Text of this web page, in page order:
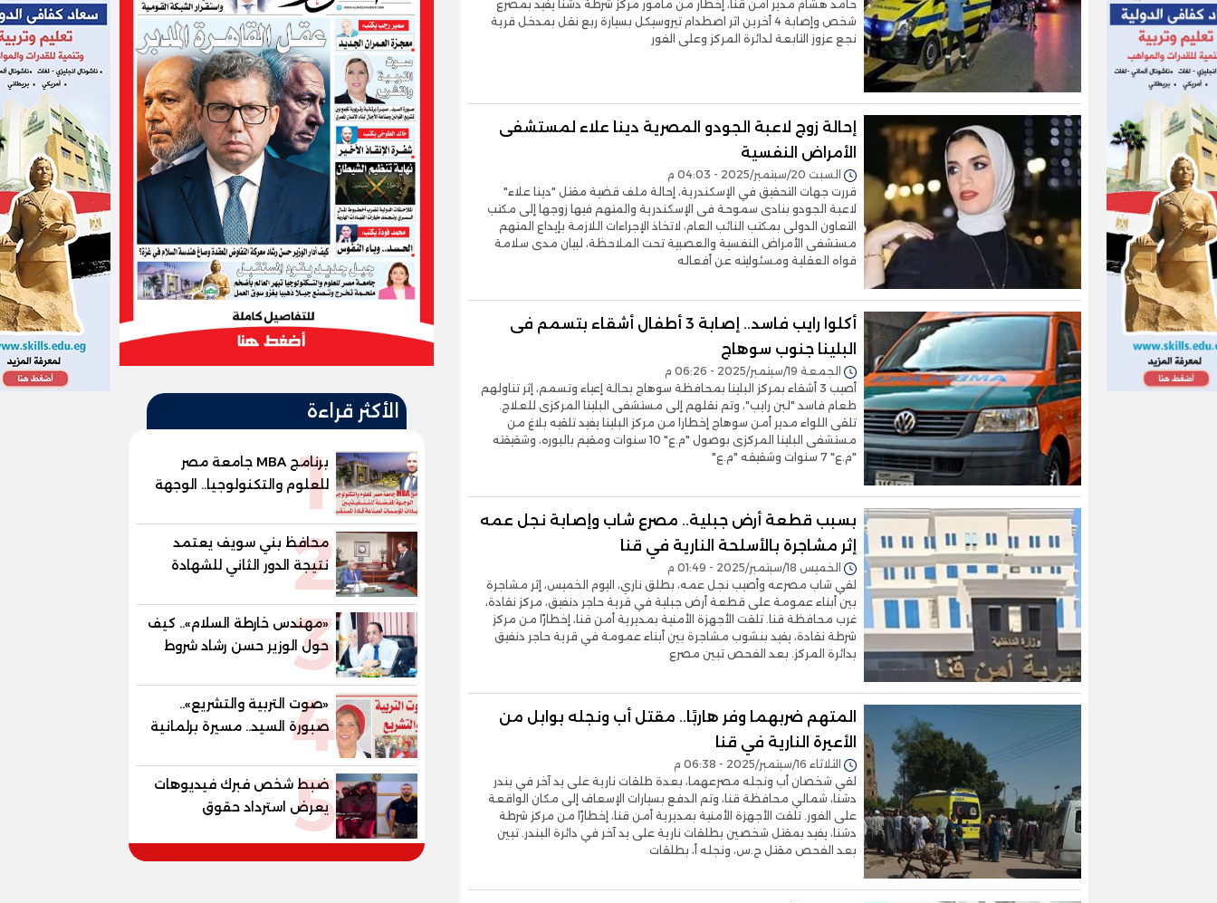
حامد هشام مدير أمن قنا، إخطار من مأمور مركز شرطة دشنا يفيد بمصرع
شخص وإصابة 4 أخرين اثر اصطدام تيروسيكل بسيارة ربع نقل بمدخل قرية
نجع عزوز التابعة لدائرة المركز وعلى الفور
إحالة زوج لاعبة الجودو المصرية دينا علاء لمستشفى
الأمراض النفسية
السبت 20/سبتمبر/2025 - 04:03 م
قررت جهات التحقيق في الإسكندرية، إحالة ملف قضية مقتل "دينا علاء"
لاعبة الجودو بنادى سموحة فى الإسكندرية والمتهم فيها زوجها إلى مكتب
التعاون الدولى بمكتب النائب العام، لاتخاذ الإجراءات اللازمة بإيداع المتهم
مستشفى الأمراض النفسية والعصبية تحت الملاحظة، لبيان مدى سلامة
قواه العقلية ومسئوليته عن أفعاله
أكلوا رايب فاسد.. إصابة 3 أطفال أشقاء بتسمم فى
البلينا جنوب سوهاج
الجمعة 19/سبتمبر/2025 - 06:26 م
أصيب 3 أشقاء بمركز البلينا بمحافظة سوهاج بحالة إعياء وتسمم، إثر تناولهم
طعام فاسد "لبن رايب"، وتم نقلهم إلى مستشفى البلينا المركزى للعلاج.
تلقى اللواء مدير أمن سوهاج إخطارا من مركز البلينا يفيد تلقيه بلاغ من
مستشفى البلينا المركزى بوصول "م.ع" 10 سنوات ومقيم بالبوره، وشقيقته
"م.ع" 7 سنوات وشقيقه "م.ع"
بسبب قطعة أرض جبلية.. مصرع شاب وإصابة نجل عمه
إثر مشاجرة بالأسلحة النارية في قنا
الخميس 18/سبتمبر/2025 - 01:49 م
لقي شاب مصرعه وأصيب نجل عمه، بطلق ناري، اليوم الخميس، إثر مشاجرة
بين أبناء عمومة على قطعة أرض جبلية في قرية حاجر دنفيق، مركز نقادة،
غرب محافظة قنا. تلقت الأجهزة الأمنية بمديرية أمن قنا، إخطارًا من مركز
شرطة نقادة، يفيد بنشوب مشاجرة بين أبناء عمومة في قرية حاجر دنفيق
بدائرة المركز. بعد الفحص تبين مصرع
المتهم ضربهما وفر هاربًا.. مقتل أب ونجله بوابل من
الأعيرة النارية في قنا
الثلاثاء 16/سبتمبر/2025 - 06:38 م
لقي شخصان أب ونجله مصرعهما، بعدة طلقات نارية على يد آخر في بندر
دشنا، شمالي محافظة قنا، وتم الدفع بسيارات الإسعاف إلى مكان الواقعة
على الفور. تلقت الأجهزة الأمنية بمديرية أمن قنا، إخطارًا من مركز شرطة
دشنا، يفيد بمقتل شخصين بطلقات نارية على يد آخر في دائرة البندر. تبين
بعد الفحص مقتل ح.س، ونجله أ، بطلقات
الأكثر قراءة
1
برنامج MBA جامعة مصر
للعلوم والتكنولوجيا.. الوجهة
المفضلة للتنفيذيين وقيادات
المستقبل
2
محافظ بني سويف يعتمد
نتيجة الدور الثاني للشهادة
الإعدادية العامة بنسبة
منازل.. و70.56% للمهنية ..
و100% للصُم وضعاف السمع3
«مهندس خارطة السلام».. كيف
حول الوزير حسن رشاد شروط
الحرب المعقدة إلى "خارطة
4
«صوت التربية والتشريع»..
صبورة السيد.. مسيرة برلمانية
وتربوية تجمع بين تشريع
الإنسان المصري
5
ضبط شخص فبرك فيديوهات
يعرض استرداد حقوق
المواطنين بالقوة